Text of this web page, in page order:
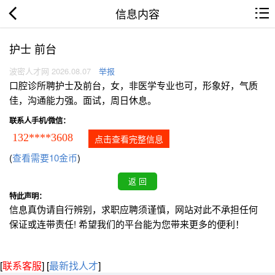
信息内容
护士 前台
波密人才网 2026.08.07 举报
口腔诊所聘护士及前台，女，非医学专业也可，形象好，气质
佳，沟通能力强。面试，周日休息。
联系人手机/微信：
132****3608 点击查看完整信息
(查看需要10金币)
特此声明：
信息真伪请自行辨别，求职应聘须谨慎，网站对此不承担任何
保证或连带责任! 希望我们的平台能为您带来更多的便利！
[联系客服] [最新找人才]